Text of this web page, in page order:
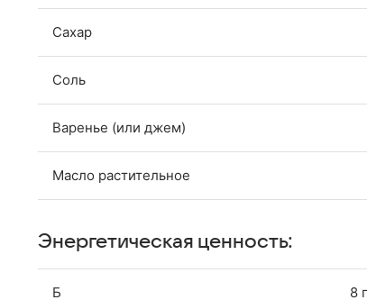
Сахар
Соль
Варенье (или джем)
Масло растительное
Энергетическая ценность:
Б 8